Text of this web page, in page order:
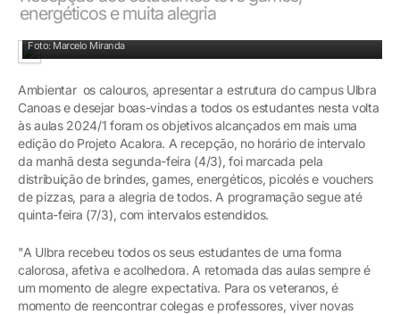
energéticos e muita alegria
Foto: Marcelo Miranda
Ambientar os calouros, apresentar a estrutura do campus Ulbra
Canoas e desejar boas-vindas a todos os estudantes nesta volta
às aulas 2024/1 foram os objetivos alcançados em mais uma
edição do Projeto Acalora. A recepção, no horário de intervalo
da manhã desta segunda-feira (4/3), foi marcada pela
distribuição de brindes, games, energéticos, picolés e vouchers
de pizzas, para a alegria de todos. A programação segue até
quinta-feira (7/3), com intervalos estendidos.
"A Ulbra recebeu todos os seus estudantes de uma forma
calorosa, afetiva e acolhedora. A retomada das aulas sempre é
um momento de alegre expectativa. Para os veteranos, é
momento de reencontrar colegas e professores, viver novas